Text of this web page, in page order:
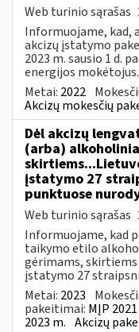
Web turinio sąrašas
Informuojame, kad,
akcizų įstatymo
2023 m. sausio 1 d.
energijos
Metai: 2022
Akcizų mokesčių
Dėl akcizų
(arba)
įstatymo 27
punktuose
Web turinio sąrašas
Informuojame, kad
taikymo etilo
gėrimams, skirtiems
įstatymo 27
Metai: 2023
pakeitimai: MĮP
2023 m. Akcizų